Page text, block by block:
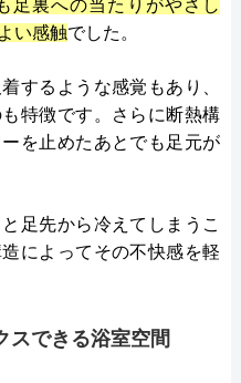
足裏への当たりがやさし
い感触でした。
するような感覚もあり、
特徴です。さらに断熱構
を止めたあとでも足元が
足先から冷えてしまうこ
によってその不快感を軽
スできる浴室空間